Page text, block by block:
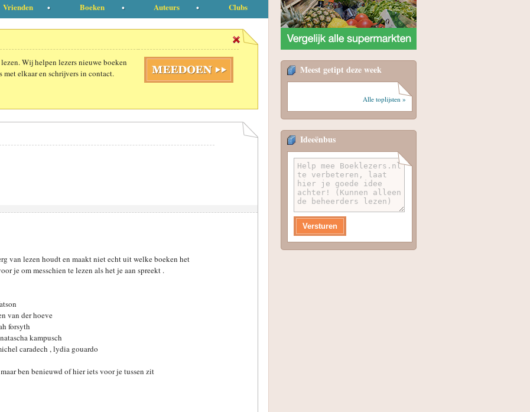
Vrienden Boeken Auteurs Clubs
Wij helpen lezers nieuwe boeken
met elkaar en schrijvers in contact.
van lezen houdt en maakt niet echt uit welke boeken het
je om messchien te lezen als het je aan spreekt .
van der hoeve
forsyth
kampusch
caradech , lydia gouardo
ben benieuwd of hier iets voor je tussen zit
Meest getipt deze week
Alle toplijsten »
Ideeënbus